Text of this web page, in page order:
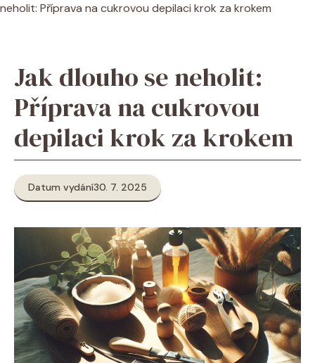
neholit: Příprava na cukrovou depilaci krok za krokem
Jak dlouho se neholit:
Příprava na cukrovou
depilaci krok za krokem
Datum vydání30. 7. 2025